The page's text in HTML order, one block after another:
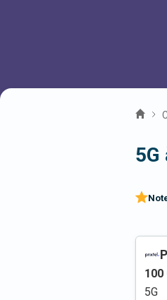
5G
100
5G